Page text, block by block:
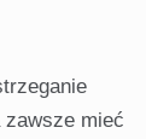
zawsze mieć